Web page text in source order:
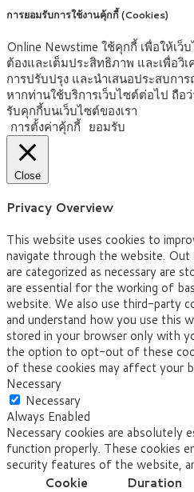
การยอมรับการใช้งานคุ้กกี้ (Cookies)
Online Newstime ใช้คุกกี้ เพื่อให้เ
ต้องและเต็มประสิทธิภาพ และเพื่อวิ
การปรับปรุง และนำเสนอประสบก
หากท่านใช้บริการเว็บไซต์ต่อไป ถื
รับคุกกี้บนเว็บไซต์ของเรา
การตั้งค่าคุ้กกี้ ยอมรับ
Close
Privacy Overview
This website uses cookies to
navigate through the website.
are categorized as necessary are
are essential for the working of
website. We also use third-party
and understand how you use this
stored in your browser only with
the option to opt-out of these
of these cookies may affect your
Necessary
Necessary
Always Enabled
Necessary cookies are absolutely
function properly. These cookies
security features of the website,
Cookie
Duration